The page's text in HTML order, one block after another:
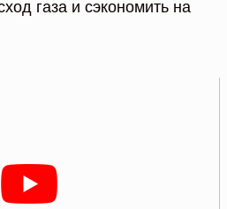
газа и сэкономить на